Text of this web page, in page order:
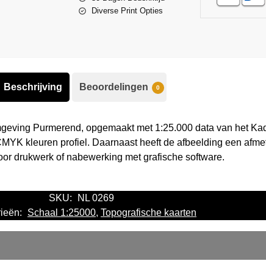
Diverse Print Opties
Beschrijving Beoordelingen 0
Purmerend, opgemaakt met 1:25.000 data van het
kleuren profiel. Daarnaast heeft de afbeelding een
drukwerk of nabewerking met grafische software.
SKU:
NL 0269
Schaal 1:25000, Topografische kaarten